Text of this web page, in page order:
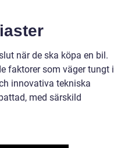
när de ska köpa en bil.
faktorer som väger tungt i
innovativa tekniska
med särskild